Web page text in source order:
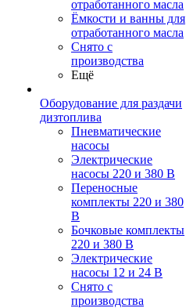
отработанного масла
Ёмкости и ванны для
отработанного масла
Снято с
производства
Ещё
Оборудование для раздачи
дизтоплива
Пневматические
насосы
Электрические
насосы 220 и 380 В
Переносные
комплекты 220 и 380
В
Бочковые комплекты
220 и 380 В
Электрические
насосы 12 и 24 В
Снято с
производства